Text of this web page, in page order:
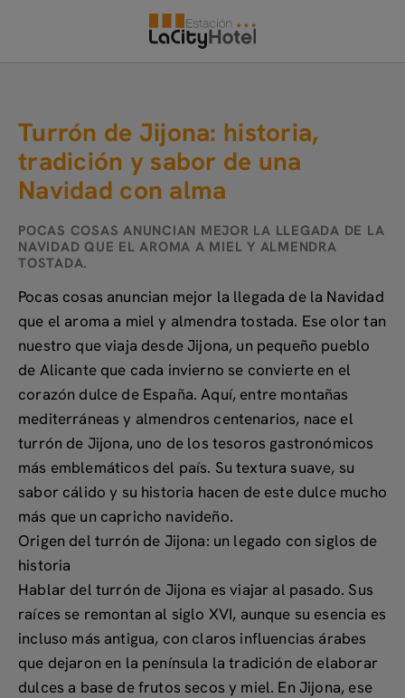
Turrón de Jijona: historia,
tradición y sabor de una
Navidad con alma
POCAS COSAS ANUNCIAN MEJOR LA LLEGADA DE LA
NAVIDAD QUE EL AROMA A MIEL Y ALMENDRA
TOSTADA.
Pocas cosas anuncian mejor la llegada de la Navidad
que el aroma a miel y almendra tostada. Ese olor tan
nuestro que viaja desde Jijona, un pequeño pueblo
de Alicante que cada invierno se convierte en el
corazón dulce de España. Aquí, entre montañas
mediterráneas y almendros centenarios, nace el
turrón de Jijona, uno de los tesoros gastronómicos
más emblemáticos del país. Su textura suave, su
sabor cálido y su historia hacen de este dulce mucho
más que un capricho navideño.
Origen del turrón de Jijona: un legado con siglos de
historia
Hablar del turrón de Jijona es viajar al pasado. Sus
raíces se remontan al siglo XVI, aunque su esencia es
incluso más antigua, con claros influencias árabes
que dejaron en la península la tradición de elaborar
dulces a base de frutos secos y miel. En Jijona, ese